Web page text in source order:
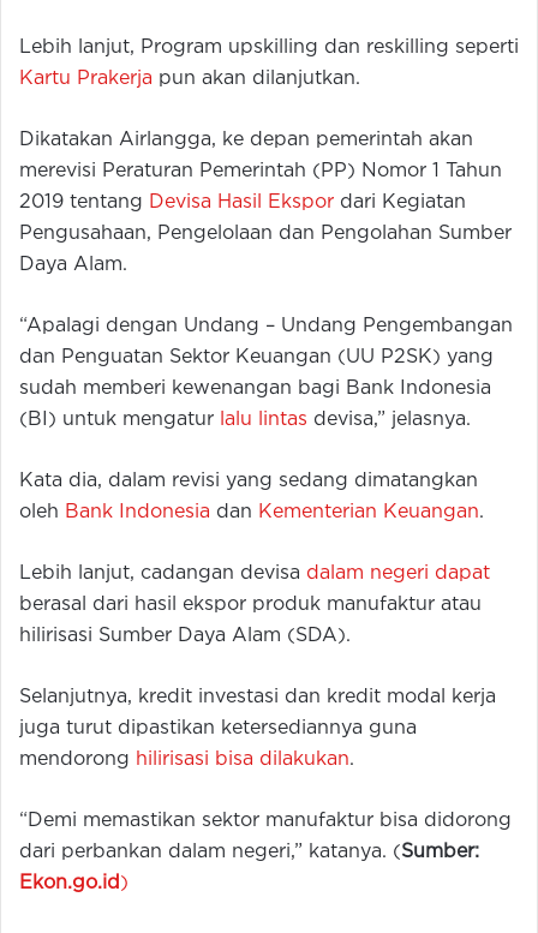
Lebih lanjut, Program upskilling dan reskilling seperti
Kartu Prakerja pun akan dilanjutkan.
Dikatakan Airlangga, ke depan pemerintah akan
merevisi Peraturan Pemerintah (PP) Nomor 1 Tahun
2019 tentang Devisa Hasil Ekspor dari Kegiatan
Pengusahaan, Pengelolaan dan Pengolahan Sumber
Daya Alam.
“Apalagi dengan Undang – Undang Pengembangan
dan Penguatan Sektor Keuangan (UU P2SK) yang
sudah memberi kewenangan bagi Bank Indonesia
(BI) untuk mengatur lalu lintas devisa,” jelasnya.
Kata dia, dalam revisi yang sedang dimatangkan
oleh Bank Indonesia dan Kementerian Keuangan.
Lebih lanjut, cadangan devisa dalam negeri dapat
berasal dari hasil ekspor produk manufaktur atau
hilirisasi Sumber Daya Alam (SDA).
Selanjutnya, kredit investasi dan kredit modal kerja
juga turut dipastikan ketersediannya guna
mendorong hilirisasi bisa dilakukan.
“Demi memastikan sektor manufaktur bisa didorong
dari perbankan dalam negeri,” katanya. (Sumber:
Ekon.go.id )